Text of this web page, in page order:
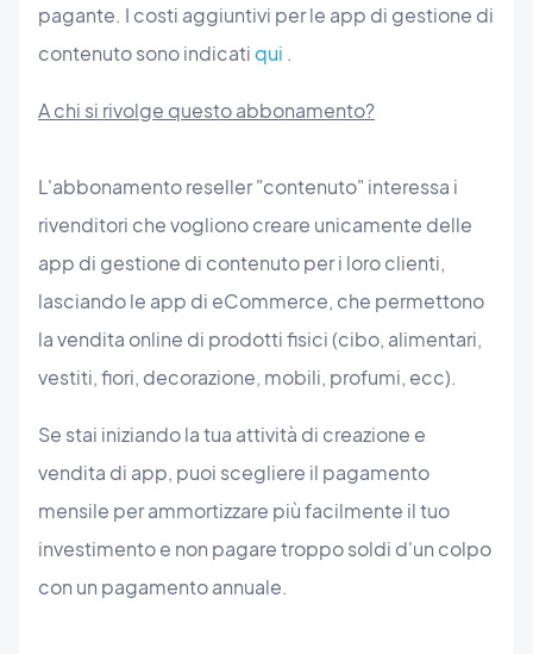
pagante. I costi aggiuntivi per le app di gestione di
contenuto sono indicati qui .
A chi si rivolge questo abbonamento?
L'abbonamento reseller "contenuto" interessa i
rivenditori che vogliono creare unicamente delle
app di gestione di contenuto per i loro clienti,
lasciando le app di eCommerce, che permettono
la vendita online di prodotti fisici (cibo, alimentari,
vestiti, fiori, decorazione, mobili, profumi, ecc).
Se stai iniziando la tua attività di creazione e
vendita di app, puoi scegliere il pagamento
mensile per ammortizzare più facilmente il tuo
investimento e non pagare troppo soldi d'un colpo
con un pagamento annuale.